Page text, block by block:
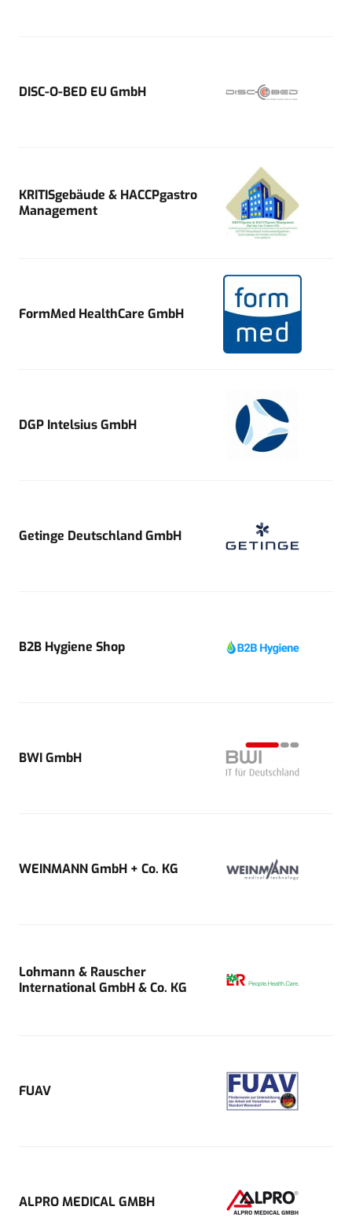
DISC-O-BED EU GmbH
KRITISgebäude & HACCPgastro
Management
FormMed HealthCare GmbH
DGP Intelsius GmbH
Getinge Deutschland GmbH
B2B Hygiene Shop
BWI GmbH
WEINMANN GmbH + Co. KG
Lohmann & Rauscher
International GmbH & Co. KG
FUAV
ALPRO MEDICAL GMBH